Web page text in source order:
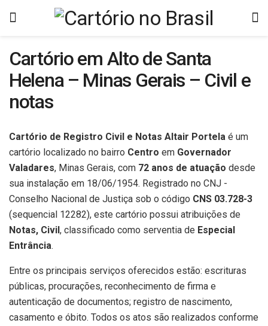
Cartório em Alto de Santa
Helena – Minas Gerais – Civil e
notas
Cartório de Registro Civil e Notas Altair Portela é um
cartório localizado no bairro Centro em Governador
Valadares, Minas Gerais, com 72 anos de atuação desde
sua instalação em 18/06/1954. Registrado no CNJ -
Conselho Nacional de Justiça sob o código CNS 03.728-3
(sequencial 12282), este cartório possui atribuições de
Notas, Civil, classificado como serventia de Especial
Entrância.
Entre os principais serviços oferecidos estão: escrituras
públicas, procurações, reconhecimento de firma e
autenticação de documentos; registro de nascimento,
casamento e óbito. Todos os atos são realizados conforme